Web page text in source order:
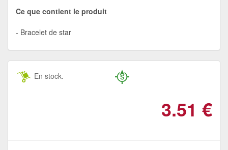
Ce que contient le produit
Bracelet de star
En stock.
3.51 €